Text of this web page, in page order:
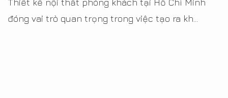
Thiết kế nội thất phòng khách tại Hồ Chí Minh
đóng vai trò quan trọng trong việc tạo ra kh...